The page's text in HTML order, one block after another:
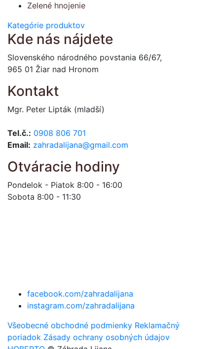
Zelené hnojenie
Kategórie produktov
Kde nás nájdete
Slovenského národného povstania 66/67,
965 01 Žiar nad Hronom
Kontakt
Mgr. Peter Lipták (mladší)
Tel.č.: 0908 806 701
Email: zahradalijana@gmail.com
Otváracie hodiny
Pondelok - Piatok 8:00 - 16:00
Sobota 8:00 - 11:30
facebook.com/zahradalijana
instagram.com/zahradalijana
Všeobecné obchodné podmienky Reklamačný
poriadok Zásady ochrany osobných údajov